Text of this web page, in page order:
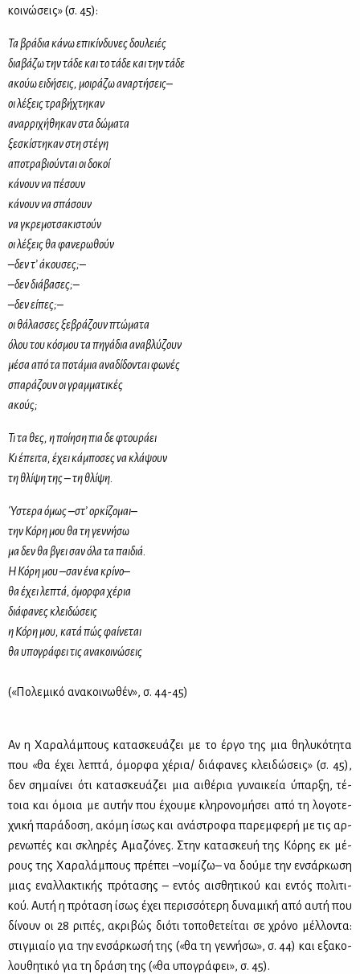
κοι­νώ­σεις» (σ. 45):
Τα βρά­δια κά­νω επι­κίν­δυ­νες δου­λειές
δια­βά­ζω την τά­δε και το τά­δε και την τά­δε
ακούω ει­δή­σεις, μοι­ρά­ζω αναρ­τή­σεις–
οι λέ­ξεις τρα­βή­χτη­καν
αναρ­ρι­χή­θη­καν στα δώ­μα­τα
ξε­σκί­στη­καν στη στέ­γη
απο­τρα­βιού­νται οι δο­κοί
κά­νουν να πέ­σουν
κά­νουν να σπά­σουν
να γκρε­μο­τσα­κι­στούν
οι λέ­ξεις θα φα­νε­ρω­θούν
–δεν τ’ άκου­σες;–
–δεν διά­βα­σες;–
–δεν εί­πες;–
οι θά­λασ­σες ξε­βρά­ζουν πτώ­μα­τα
όλου του κό­σμου τα πη­γά­δια ανα­βλύ­ζουν
μέ­σα από τα πο­τά­μια ανα­δί­δο­νται φω­νές
σπα­ρά­ζουν οι γραμ­μα­τι­κές
ακούς;
Τι τα θες, η ποί­η­ση πια δε φτου­ρά­ει
Κι έπει­τα, έχει κά­μπο­σες να κλά­ψουν
τη θλί­ψη της – τη θλί­ψη.
Ύστε­ρα όμως –στ’ ορ­κί­ζο­μαι–
την Κό­ρη μου θα τη γεν­νή­σω
μα δεν θα βγεισαν όλα τα παι­διά
Η Κό­ρη μου –σαν ένα κρί­νο–
θα έχει λε­πτά, όμορ­φα χέ­ρια
διά­φα­νες κλει­δώ­σεις
η Κό­ρη μου, κα­τά πώς φαί­νε­ται
θα υπο­γρά­φει τις ανα­κοι­νώ­σεις
(«Πο­λε­μι­κό ανα­κοι­νω­θέν», σ. 44-45)
Αν η Χα­ρα­λά­μπους κα­τα­σκευά­ζει με το έρ­γο της μια θη­λυ­κό­τη­τα
που «θα έχει λε­πτά, όμορ­φα χέ­ρια/ διά­φα­νες κλει­δώ­σεις» (σ. 45),
δεν ση­μαί­νει ότι κα­τα­σκευά­ζει μια αι­θέ­ρια γυ­ναι­κεία ύπαρ­ξη, τέ­
τοια και όμοια με αυ­τήν που έχου­με κλη­ρο­νο­μή­σει από τη λο­γο­τε­
χνι­κή πα­ρά­δο­ση, ακό­μη ίσως και ανά­στρο­φα πα­ρεμ­φε­ρή με τις αρ­
ρε­νω­πές και σκλη­ρές Αμα­ζό­νες. Στην κα­τα­σκευή της Κό­ρης εκ μέ­
ρους της Χα­ρα­λά­μπους πρέ­πει –νο­μί­ζω– να δού­με την εν­σάρ­κω­ση
μιας εναλ­λα­κτι­κής πρό­τα­σης – εντός αι­σθη­τι­κού και εντός πο­λι­τι­
κού. Αυ­τή η πρό­τα­ση ίσως έχει πε­ρισ­σό­τε­ρη δυ­να­μι­κή από αυ­τή που
δί­νουν οι 28 ρι­πές, ακρι­βώς διό­τι το­πο­θε­τεί­ται σε χρό­νο μέλ­λο­ντα:
στιγ­μιαίο για την εν­σάρ­κω­σή της («θα τη γεν­νή­σω», σ. 44) και εξα­κο­
λου­θη­τι­κό για τη δρά­ση της («θα υπο­γρά­φει», σ. 45).